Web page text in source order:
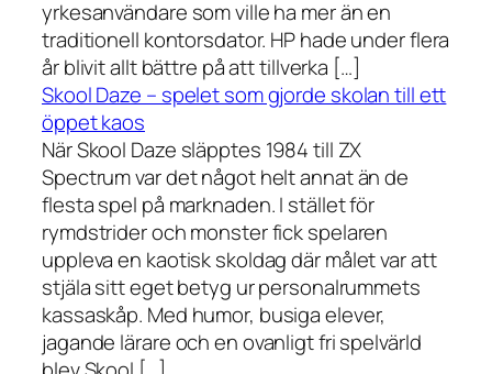
yrkesanvändare som ville ha mer än en
traditionell kontorsdator. HP hade under flera
år blivit allt bättre på att tillverka […]
Skool Daze – spelet som gjorde skolan till ett
öppet kaos
När Skool Daze släpptes 1984 till ZX
Spectrum var det något helt annat än de
flesta spel på marknaden. I stället för
rymdstrider och monster fick spelaren
uppleva en kaotisk skoldag där målet var att
stjäla sitt eget betyg ur personalrummets
kassaskåp. Med humor, busiga elever,
jagande lärare och en ovanligt fri spelvärld